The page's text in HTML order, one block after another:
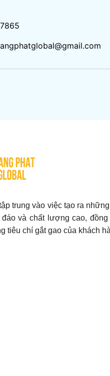
trung vào việc tạo ra
và chất lượng cao, đồng
tiêu chí gắt gao của khách